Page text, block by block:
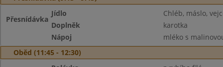
Přesnídávka
Jídlo
Chléb, máslo,
Doplněk
karotka
Nápoj
mléko s
Oběd (11:45 - 12:30)